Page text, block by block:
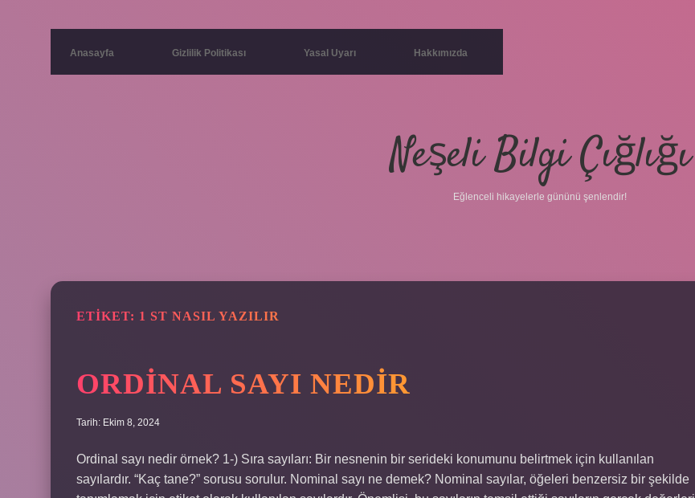
Anasayfa Gizlilik Politikası Yasal Uyarı Hakkımızda
Neşeli Bilgi Çığlığı
Eğlenceli hikayelerle gününü şenlendir!
ETIKET: 1 ST NASIL YAZILIR
ORDINAL SAYI NEDIR
Tarih: Ekim 8, 2024
Ordinal sayı nedir örnek? 1-) Sıra sayıları: Bir nesnenin bir serideki konumunu belirtmek için kullanılan
sayılardır. “Kaç tane?” sorusu sorulur. Nominal sayı ne demek? Nominal sayılar, öğeleri benzersiz bir şekilde